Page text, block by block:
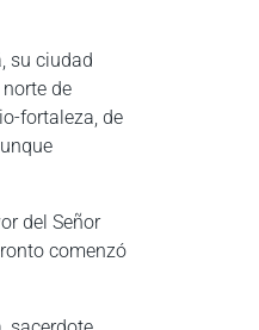
su ciudad
de
fortaleza, de
del Señor
comenzó